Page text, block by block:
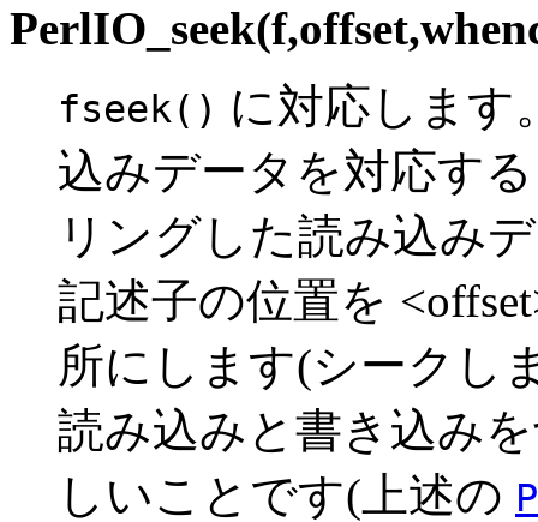
fseek() に対応します
込みデータを対応す
リングした読み込み
記述子の位置を
所にします(シークし
読み込みと書き込み
しいことです(上述の